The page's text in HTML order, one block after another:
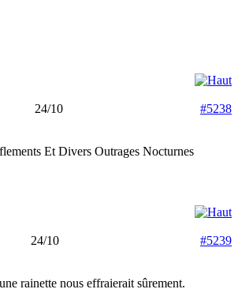
24/10
#5238
Et Divers Outrages Nocturnes
24/10
#5239
rainette nous effraierait sûrement.